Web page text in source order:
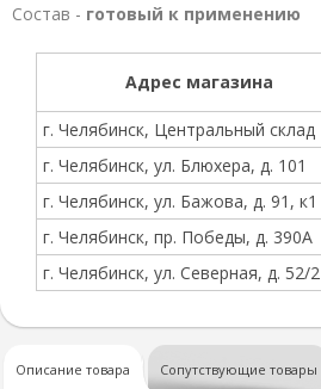
Состав - готовый к применению
Адрес магазина
г. Челябинск, Центральный склад
г. Челябинск, ул. Блюхера, д. 101
г. Челябинск, ул. Бажова, д. 91, к1
г. Челябинск, пр. Победы, д. 390А
г. Челябинск, ул. Северная, д. 52/2
Описание товара Сопутствующие товары